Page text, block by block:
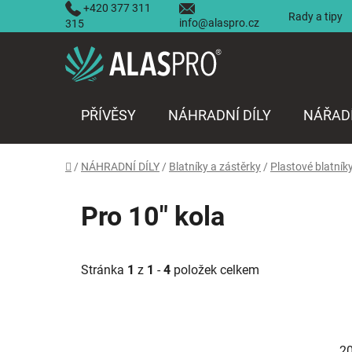
+420 377 311
315
info@alaspro.cz Rady a tipy
PŘÍVĚSY NÁHRADNÍ DÍLY
Domů
/ NÁHRADNÍ DÍLY / Blatníky a zástěrky / Plastové
Pro 10" kola
Stránka 1 z 1 -4 položek celkem